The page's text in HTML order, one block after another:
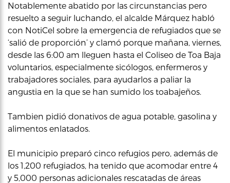
Notablemente abatido por las circunstancias pero
resuelto a seguir luchando, el alcalde Márquez habló
con NotiCel sobre la emergencia de refugiados que se
‘salió de proporción’ y clamó porque mañana, viernes,
desde las 6:00 am lleguen hasta el Coliseo de Toa Baja
voluntarios, especialmente sicólogos, enfermeros y
trabajadores sociales, para ayudarlos a paliar la
angustia en la que se han sumido los toabajeños.
Tambien pidió donativos de agua potable, gasolina y
alimentos enlatados.
El municipio preparó cinco refugios pero, además de
los 1,200 refugiados, ha tenido que acomodar entre 4
y 5,000 personas adicionales rescatadas de áreas